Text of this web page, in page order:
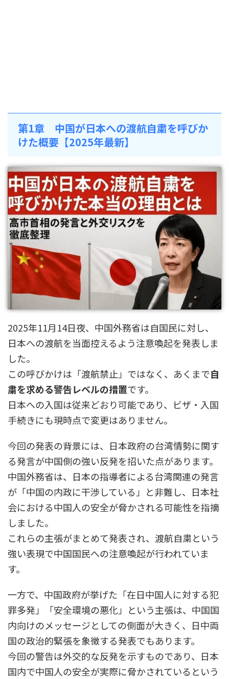
第1章 中国が日本への渡航自粛を呼びか
けた概要【2025年最新】
2025年11月14日夜、中国外務省は自国民に対し、
日本への渡航を当面控えるよう注意喚起を発表しま
した。
この呼びかけは「渡航禁止」ではなく、あくまで自
粛を求める警告レベルの措置です。
日本への入国は従来どおり可能であり、ビザ・入国
手続きにも現時点で変更はありません。
今回の発表の背景には、日本政府の台湾情勢に関す
る発言が中国側の強い反発を招いた点があります。
中国外務省は、日本の指導者による台湾関連の発言
が「中国の内政に干渉している」と非難し、日本社
会における中国人の安全が脅かされる可能性を指摘
しました。
これらの主張がまとめて発表され、渡航自粛という
強い表現で中国国民への注意喚起が行われていま
す。
一方で、中国政府が挙げた「在日中国人に対する犯
罪多発」「安全環境の悪化」という主張は、中国国
内向けのメッセージとしての側面が大きく、日中両
国の政治的緊張を象徴する発表でもあります。
今回の警告は外交的な反発を示すものであり、日本
国内で中国人の安全が実際に脅かされているという